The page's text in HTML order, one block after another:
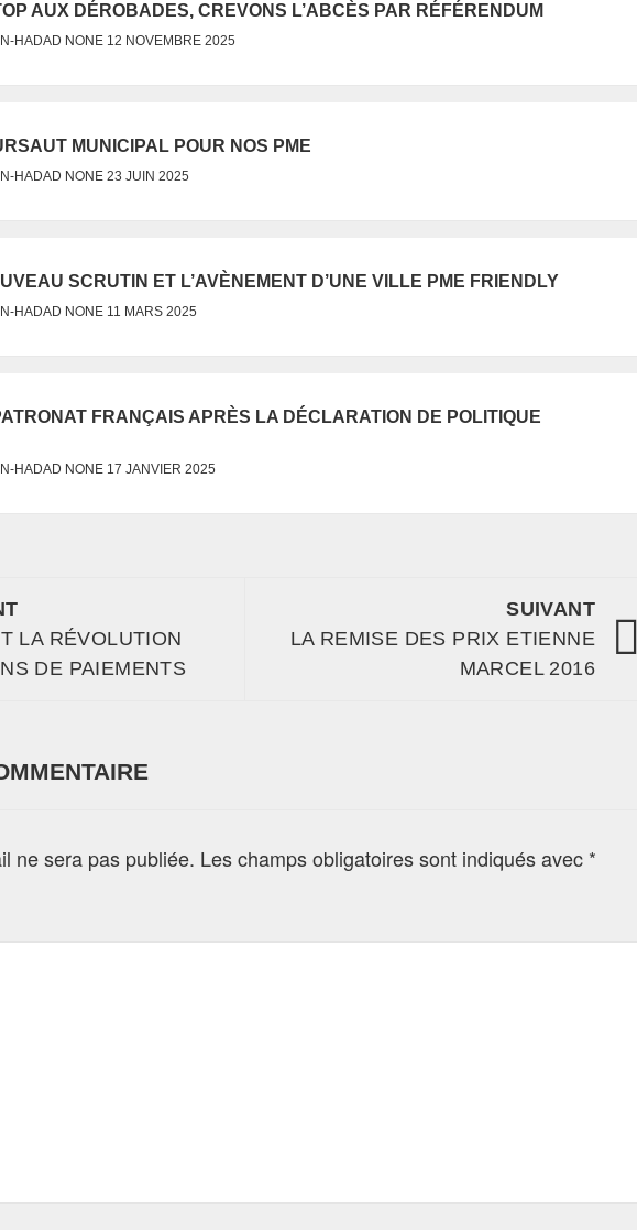
AUX DÉROBADES, CREVONS L’ABCÈS PAR RÉFÉRENDUM
HADAD NONE 12 NOVEMBRE 2025
MUNICIPAL POUR NOS PME
HADAD NONE 23 JUIN 2025
SCRUTIN ET L’AVÈNEMENT D’UNE VILLE PME FRIENDLY
HADAD NONE 11 MARS 2025
FRANÇAIS APRÈS LA DÉCLARATION DE POLITIQUE
HADAD NONE 17 JANVIER 2025
LA RÉVOLUTION
DE PAIEMENTS
SUIVANT
LA REMISE DES PRIX ETIENNE
MARCEL 2016
ne sera pas publiée. Les champs obligatoires sont indiqués avec *